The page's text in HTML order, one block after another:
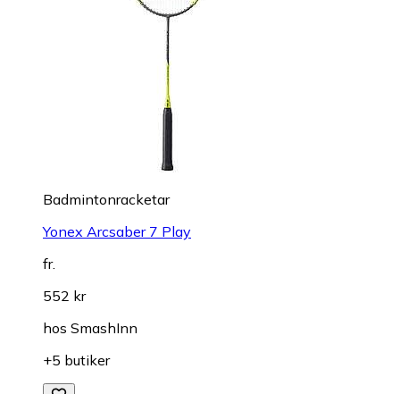
Badmintonracketar
Yonex Arcsaber 7 Play
fr.
552 kr
hos SmashInn
+5 butiker